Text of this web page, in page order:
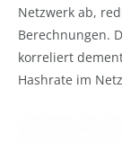
Netzwerk ab,
Berechnungen.
korreliert
Hashrate im